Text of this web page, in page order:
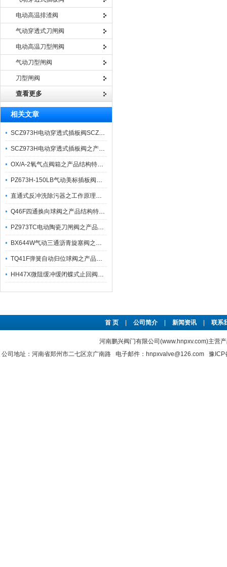
电动高温排渣阀
气动穿透式刀闸阀
电动高温刀型闸阀
气动刀型闸阀
刀型闸阀
查看更多
相关文章
SCZ973H电动穿透式插板阀SCZ973F之产品优特点与应用
SCZ973H电动穿透式插板阀之产品特性与型号编制说明
OX/A-2氧气点阀箱之产品结构特点及注意事项
PZ673H-150LB气动美标插板阀之产品主要特点及型号
直通式反冲洗除污器之工作原理及安装注意事项
Q46F四通换向球阀之产品结构特点及应用
PZ973TC电动陶瓷刀闸阀之产品优特点及应用
BX644W气动三通沥青旋塞阀之产品特性及应用
TQ41F弹簧自动归位球阀之产品特点
HH47X微阻缓冲缓闭蝶式止回阀之产品主要特点及其外形尺寸
首 页 公司简介 新闻资讯 联系
河南鹏兴阀门有限公司(www.hnpxv.com)主营
公司地址：河南省郑州市二七区京广南路 电子邮件：hnpxvalve@126.com 豫ICP